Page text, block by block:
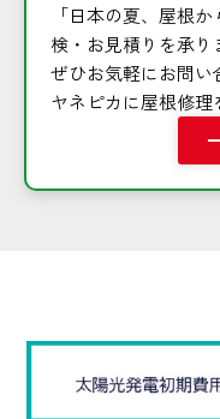
「日本の夏、屋根
検・お見積りを承り
ぜひお気軽にお問い
ヤネピカに屋根修理